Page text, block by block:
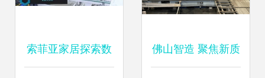
索菲亚家居探索数 佛山智造 聚焦新质